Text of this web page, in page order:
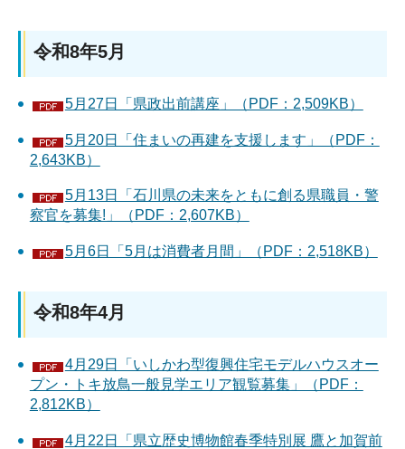
令和8年5月
5月27日「県政出前講座」（PDF：2,509KB）
5月20日「住まいの再建を支援します」（PDF：
2,643KB）
5月13日「石川県の未来をともに創る県職員・警
察官を募集!」（PDF：2,607KB）
5月6日「5月は消費者月間」（PDF：2,518KB）
令和8年4月
4月29日「いしかわ型復興住宅モデルハウスオー
プン・トキ放鳥一般見学エリア観覧募集」（PDF：
2,812KB）
4月22日「県立歴史博物館春季特別展 鷹と加賀前